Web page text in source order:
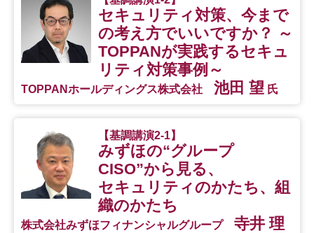
セキュリティ対策、今まで
の考え方でいいですか？ ～
TOPPANが実践するセキュ
リティ対策事例～
TOPPANホールディングス株式会社 池田 望 氏
【基調講演2-1】
みずほの“グループ
CISO”から見る、
セキュリティのかたち、組
織のかたち
株式会社みずほフィナンシャルグループ 寺井 理